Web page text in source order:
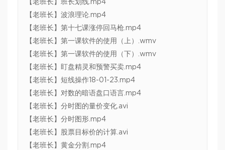
【老班长】班长划线.mp4
【老班长】波浪理论.mp4
【老班长】第十七课涨停回马枪.mp4
【老班长】第一课软件的使用（上）.wmv
【老班长】第一课软件的使用（下）.wmv
【老班长】盯盘精灵和预警买卖.mp4
【老班长】短线操作18-01-23.mp4
【老班长】对数的暗语盘口语言.mp4
【老班长】分时图的量价变化.avi
【老班长】分时图形.mp4
【老班长】股票目标价的计算.avi
【老班长】黄金分割.mp4